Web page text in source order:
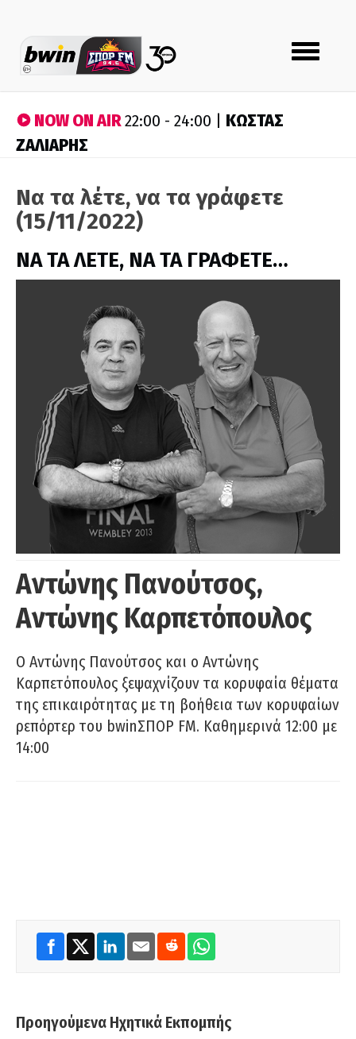
Toggle
navigation
NOW ON AIR22:00 - 24:00 | ΚΩΣΤΑΣ
ΖΑΛΙΑΡΗΣ
Να τα λέτε, να τα γράφετε
(15/11/2022)
ΝΑ ΤΑ ΛΕΤΕ, ΝΑ ΤΑ ΓΡΑΦΕΤΕ…
Αντώνης Πανούτσος,
Αντώνης Καρπετόπουλος
Ο Αντώνης Πανούτσος και ο Αντώνης
Καρπετόπουλος ξεψαχνίζουν τα κορυφαία θέματα
της επικαιρότητας με τη βοήθεια των κορυφαίων
ρεπόρτερ του bwinΣΠΟΡ FM. Καθημερινά 12:00 με
14:00
Προηγούμενα Ηχητικά Εκπομπής